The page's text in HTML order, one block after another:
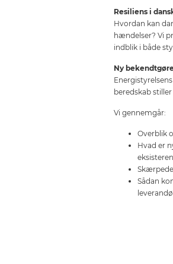
Resiliens i
Hvordan kan
hændelser? Vi
indblik i både
Ny
beredskab
Vi gennemgår:
Overblik
Hvad er
Sådan